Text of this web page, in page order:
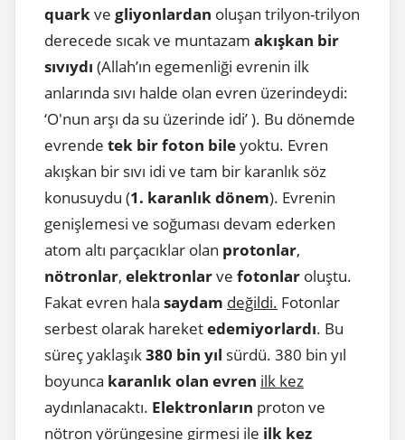
quarkve gliyonlardan oluşan trilyon-trilyon
derecede sıcak ve muntazam akışkan bir
sıvıydı (Allah’ın egemenliği evrenin ilk
anlarında sıvı halde olan evren üzerindeydi:
‘O'nun arşı da su üzerinde idi’ ). Bu dönemde
evrende tek bir foton bileyoktu. Evren
akışkan bir sıvı idi ve tam bir karanlık söz
konusuydu (1. karanlık dönem). Evrenin
genişlemesi ve soğuması devam ederken
atom altı parçacıklar olan protonlar,
nötronlar, elektronlarve fotonlar oluştu.
Fakat evren hala saydam değildi. Fotonlar
serbest olarak hareketedemiyorlardı. Bu
süreç yaklaşık380 bin yıl sürdü. 380 bin yıl
boyunca karanlık olan evren ilk kez
aydınlanacaktı. Elektronların proton ve
nötron yörüngesine girmesi ile ilk kez